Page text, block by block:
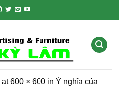
at600 × 600 in Ý nghĩa của